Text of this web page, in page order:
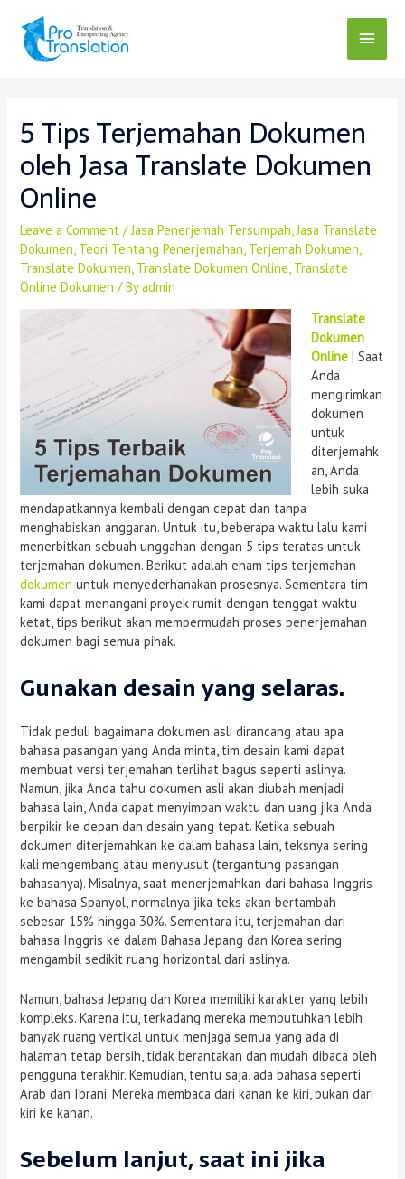
5 Tips Terjemahan Dokumen
oleh Jasa Translate Dokumen
Online
Leave a Comment /Jasa Penerjemah Tersumpah,Jasa Translate
Dokumen, Teori Tentang Penerjemahan, Terjemah Dokumen,
Translate Dokumen, Translate Dokumen Online, Translate
Online Dokumen / Byadmin
Translate
Dokumen
Online | Saat
Anda
mengirimkan
dokumen
untuk
diterjemahk
an, Anda
lebih suka
mendapatkannya kembali dengan cepat dan tanpa
menghabiskan anggaran. Untuk itu, beberapa waktu lalu kami
menerbitkan sebuah unggahan dengan 5 tips teratas untuk
terjemahan dokumen. Berikut adalah enam tips terjemahan
dokumen untuk menyederhanakan prosesnya. Sementara tim
kami dapat menangani proyek rumit dengan tenggat waktu
ketat, tips berikut akan mempermudah proses penerjemahan
dokumen bagi semua pihak.
Gunakan desain yang selaras.
Tidak peduli bagaimana dokumen asli dirancang atau apa
bahasa pasangan yang Anda minta, tim desain kami dapat
membuat versi terjemahan terlihat bagus seperti aslinya.
Namun, jika Anda tahu dokumen asli akan diubah menjadi
bahasa lain, Anda dapat menyimpan waktu dan uang jika Anda
berpikir ke depan dan desain yang tepat. Ketika sebuah
dokumen diterjemahkan ke dalam bahasa lain, teksnya sering
kali mengembang atau menyusut (tergantung pasangan
bahasanya). Misalnya, saat menerjemahkan dari bahasa Inggris
ke bahasa Spanyol, normalnya jika teks akan bertambah
sebesar 15% hingga 30%. Sementara itu, terjemahan dari
bahasa Inggris ke dalam Bahasa Jepang dan Korea sering
mengambil sedikit ruang horizontal dari aslinya.
Namun, bahasa Jepang dan Korea memiliki karakter yang lebih
kompleks. Karena itu, terkadang mereka membutuhkan lebih
banyak ruang vertikal untuk menjaga semua yang ada di
halaman tetap bersih, tidak berantakan dan mudah dibaca oleh
pengguna terakhir. Kemudian, tentu saja, ada bahasa seperti
Arab dan Ibrani. Mereka membaca dari kanan ke kiri, bukan dari
kiri ke kanan.
Sebelum lanjut, saat ini jika